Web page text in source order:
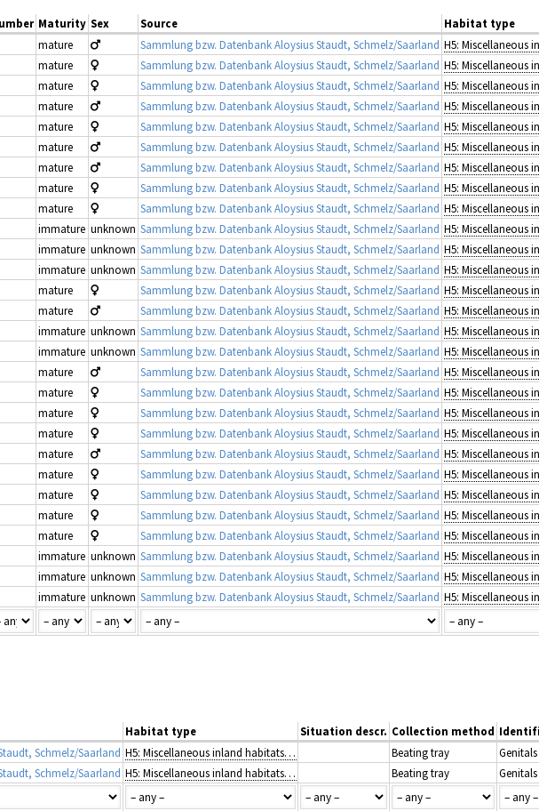
Maturity Sex Source
Habitat type
mature
Sammlung bzw. Datenbank Aloysius Staudt, Schmelz/Saarland
mature
Sammlung bzw. Datenbank Aloysius Staudt, Schmelz/Saarland
mature
Sammlung bzw. Datenbank Aloysius Staudt, Schmelz/Saarland
mature
Sammlung bzw. Datenbank Aloysius Staudt, Schmelz/Saarland
mature
Sammlung bzw. Datenbank Aloysius Staudt, Schmelz/Saarland
mature
Sammlung bzw. Datenbank Aloysius Staudt, Schmelz/Saarland
mature
Sammlung bzw. Datenbank Aloysius Staudt, Schmelz/Saarland
mature
Sammlung bzw. Datenbank Aloysius Staudt, Schmelz/Saarland
mature
Sammlung bzw. Datenbank Aloysius Staudt, Schmelz/Saarland
immature unknown Sammlung bzw. Datenbank Aloysius Staudt, Schmelz/Saarland
immature unknown Sammlung bzw. Datenbank Aloysius Staudt, Schmelz/Saarland
immature unknown Sammlung bzw. Datenbank Aloysius Staudt, Schmelz/Saarland
mature
Sammlung bzw. Datenbank Aloysius Staudt, Schmelz/Saarland
mature
Sammlung bzw. Datenbank Aloysius Staudt, Schmelz/Saarland
immature unknown Sammlung bzw. Datenbank Aloysius Staudt, Schmelz/Saarland
immature unknown Sammlung bzw. Datenbank Aloysius Staudt, Schmelz/Saarland
mature
Sammlung bzw. Datenbank Aloysius Staudt, Schmelz/Saarland
mature
Sammlung bzw. Datenbank Aloysius Staudt, Schmelz/Saarland
mature
Sammlung bzw. Datenbank Aloysius Staudt, Schmelz/Saarland
mature
Sammlung bzw. Datenbank Aloysius Staudt, Schmelz/Saarland
mature
Sammlung bzw. Datenbank Aloysius Staudt, Schmelz/Saarland
mature
Sammlung bzw. Datenbank Aloysius Staudt, Schmelz/Saarland
mature
Sammlung bzw. Datenbank Aloysius Staudt, Schmelz/Saarland
mature
Sammlung bzw. Datenbank Aloysius Staudt, Schmelz/Saarland
mature
Sammlung bzw. Datenbank Aloysius Staudt, Schmelz/Saarland
immature unknown Sammlung bzw. Datenbank Aloysius Staudt, Schmelz/Saarland
immature unknown Sammlung bzw. Datenbank Aloysius Staudt, Schmelz/Saarland
immature unknown Sammlung bzw. Datenbank Aloysius Staudt, Schmelz/Saarland
Habitat type Situation descr. Collection method
Schmelz/Saarland H5: Miscellaneous inland habitats with very sparse or no vegetation Beating tray
Genitals
Schmelz/Saarland H5: Miscellaneous inland habitats with very sparse or no vegetation Beating tray
Genitals